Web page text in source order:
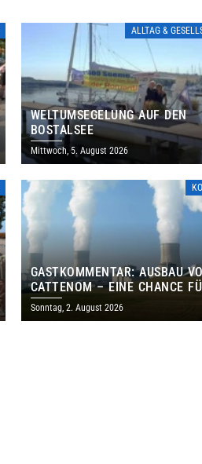
ALLTAG &
WELTUMSEGELUNG AUF DEN
BOSTALSEE
Mittwoch, 5. August 2026
GASTKOMMENTAR: AUSBAU
CATTENOM – EINE CHANCE
LOTHRINGEN UND DAS
Sonntag, 2. August 2026